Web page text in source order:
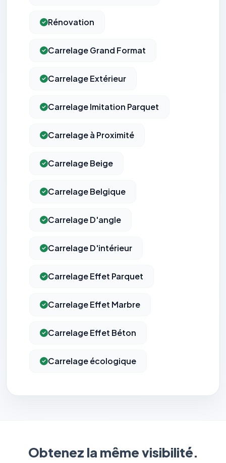
Rénovation
Carrelage Grand Format
Carrelage Extérieur
Carrelage Imitation Parquet
Carrelage à Proximité
Carrelage Beige
Carrelage Belgique
Carrelage D'angle
Carrelage D'intérieur
Carrelage Effet Parquet
Carrelage Effet Marbre
Carrelage Effet Béton
Carrelage écologique
Obtenez la même visibilité.